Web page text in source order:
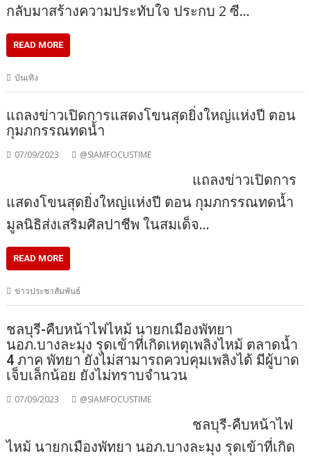
กลับมาสร้างความประทับใจ ประกบ 2 ซี…
READ MORE
บันเทิง
แถลงข่าวเปิดการแสดงโขนสุดยิ่งใหญ่แห่งปี ตอน
กุมภกรรณทดน้ำ
07/09/2023 @SIAMFOCUSTIME
แถลงข่าวเปิดการ
แสดงโขนสุดยิ่งใหญ่แห่งปี ตอน กุมภกรรณทดน้ำ
มูลนิธิส่งเสริมศิลปาชีพ ในสมเด็จ…
READ MORE
ข่าวประชาสัมพันธ์
ชลบุรี-คืบหน้าไฟไหม้ นายกเมืองพัทยา
นอภ.บางละมุง รุดเข้าที่เกิดเหตุเพลิงไหม้ ตลาดน้ำ
4 ภาค พัทยา ยังไม่สามารถควบคุมเพลิงได้ มีผู้บาด
เจ็บเล็กน้อย ยังไม่ทราบจำนวน
07/09/2023 @SIAMFOCUSTIME
ชลบุรี-คืบหน้าไฟ
ไหม้ นายกเมืองพัทยา นอภ.บางละมุง รุดเข้าที่เกิด